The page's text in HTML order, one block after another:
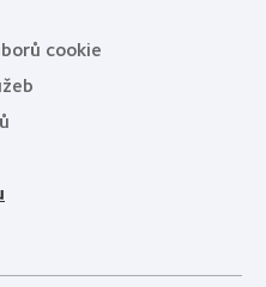
cookie